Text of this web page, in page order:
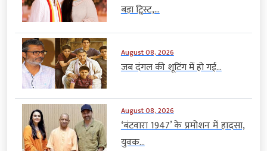
बड़ा ट्विस्ट,...
August 08, 2026
जब दंगल की शूटिंग में हो गई...
August 08, 2026
‘बंटवारा 1947’ के प्रमोशन में हादसा,
युवक...